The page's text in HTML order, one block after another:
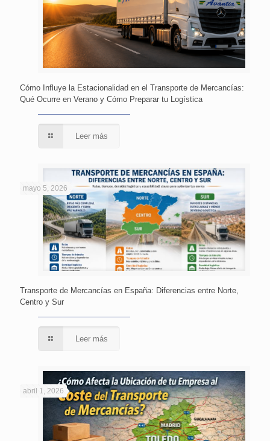
Cómo Influye la Estacionalidad en el Transporte de Mercancías:
Qué Ocurre en Verano y Cómo Preparar tu Logística
Leer más
mayo 5, 2026
Transporte de Mercancías en España: Diferencias entre Norte,
Centro y Sur
Leer más
abril 1, 2026